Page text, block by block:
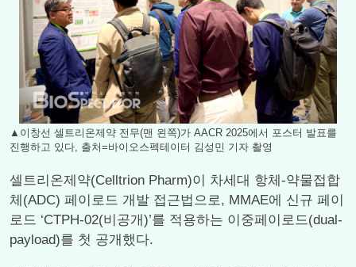
▲이창선 셀트리온제약 전무(맨 왼쪽)가 AACR 2025에서 포스터 발표를
진행하고 있다, 출처=바이오스펙테이터 김성민 기자 촬영
셀트리온제약(Celltrion Pharm)이 차세대 항체-약물접합
체(ADC) 페이로드 개발 접근법으로, MMAE에 신규 페이
로드 ‘CTPH-02(비공개)’를 적용하는 이중페이로드(dual-
payload)를 첫 공개했다.